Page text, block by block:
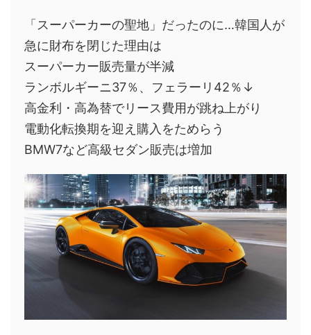
「スーパーカーの聖地」だったのに…韓国人が
急に財布を閉じた理由は
スーパーカー販売量が半減
ランボルギーニ37％、フェラーリ42％↓
高金利・高為替でリース費用が跳ね上がり
電動化転換期を迎え購入をためらう
BMW7など高級セダン販売は増加